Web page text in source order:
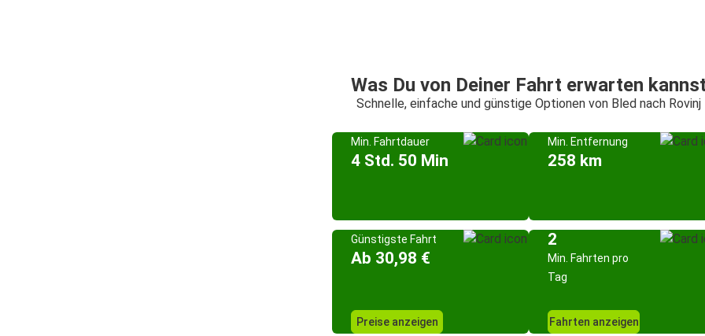
Was Du von Deiner Fahrt erwarten
Schnelle, einfache und günstige Optionen von Bled nach Rovinj
Min. Fahrtdauer
4 Std. 50 Min
Min. Entfernung
258 km
Günstigste Fahrt
Ab 30,98 €
Preise anzeigen
2
Min. Fahrten pro
Tag
Fahrten anzeigen